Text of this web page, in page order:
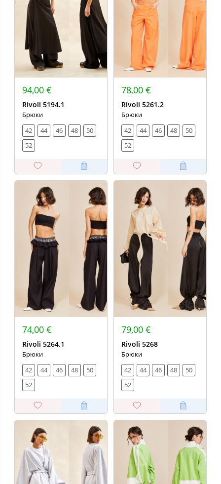
94,00 €
Rivoli 5194.1
Брюки
42
44 46 48
50
52
78,00 €
Rivoli 5261.2
Брюки
42
44 46 48
50
52
74,00 €
Rivoli 5264.1
Брюки
42
44 46 48
50
52
79,00 €
Rivoli 5268
Брюки
42
44 46 48
50
52